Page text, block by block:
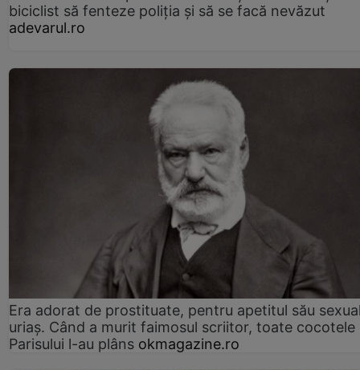
biciclist să fenteze poliția și să se facă nevăzut
adevarul.ro
Era adorat de prostituate, pentru apetitul său
uriaș. Când a murit faimosul scriitor, toate cocotele
Parisului l-au plâns okmagazine.ro